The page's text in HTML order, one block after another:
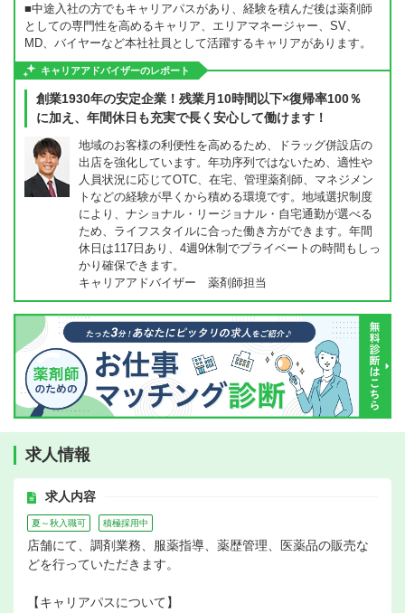
■中途入社の方でもキャリアパスがあり、経験を積んだ後は薬剤師
としての専門性を高めるキャリア、エリアマネージャー、SV、
MD、バイヤーなど本社社員として活躍するキャリアがあります。
キャリアアドバイザーのレポート
創業1930年の安定企業！残業月10時間以下×復帰率100％
に加え、年間休日も充実で長く安心して働けます！
地域のお客様の利便性を高めるため、ドラッグ併設店の
出店を強化しています。年功序列ではないため、適性や
人員状況に応じてOTC、在宅、管理薬剤師、マネジメン
トなどの経験が早くから積める環境です。地域選択制度
により、ナショナル・リージョナル・自宅通勤が選べる
ため、ライフスタイルに合った働き方ができます。年間
休日は117日あり、4週9休制でプライベートの時間もしっ
かり確保できます。
キャリアアドバイザー 薬剤師担当
求人情報
求人内容
夏～秋入職可 積極採用中
店舗にて、調剤業務、服薬指導、薬歴管理、医薬品の販売な
どを行っていただきます。
【キャリアパスについて】